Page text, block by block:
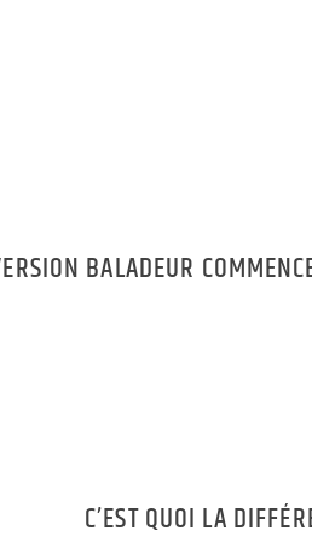
BALADEUR
C’EST QUOI LA